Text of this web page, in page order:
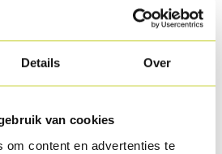
Details Over
van cookies
om content en advertenties te